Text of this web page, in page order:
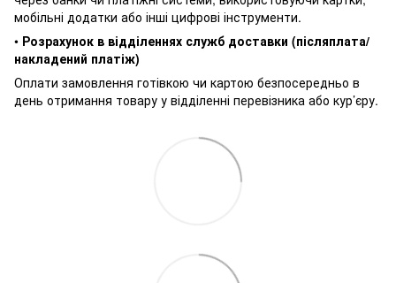
мобільні додатки або інші цифрові інструменти.
• Розрахунок в відділеннях служб доставки (післяплата/
накладений платіж)
Оплати замовлення готівкою чи картою безпосередньо в
день отримання товару у відділенні перевізника або кур’єру.